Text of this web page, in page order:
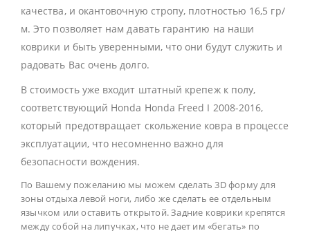
качества, и окантовочную стропу, плотностью 16,5 гр/
м. Это позволяет нам давать гарантию на наши
коврики и быть уверенными, что они будут служить и
радовать Вас очень долго.
В стоимость уже входит штатный крепеж к полу,
соответствующий Honda Honda Freed I 2008-2016,
который предотвращает скольжение ковра в процессе
эксплуатации, что несомненно важно для
безопасности вождения.
По Вашему пожеланию мы можем сделать 3D форму для
зоны отдыха левой ноги, либо же сделать ее отдельным
язычком или оставить открытой. Задние коврики крепятся
между собой на липучках, что не дает им «бегать» по